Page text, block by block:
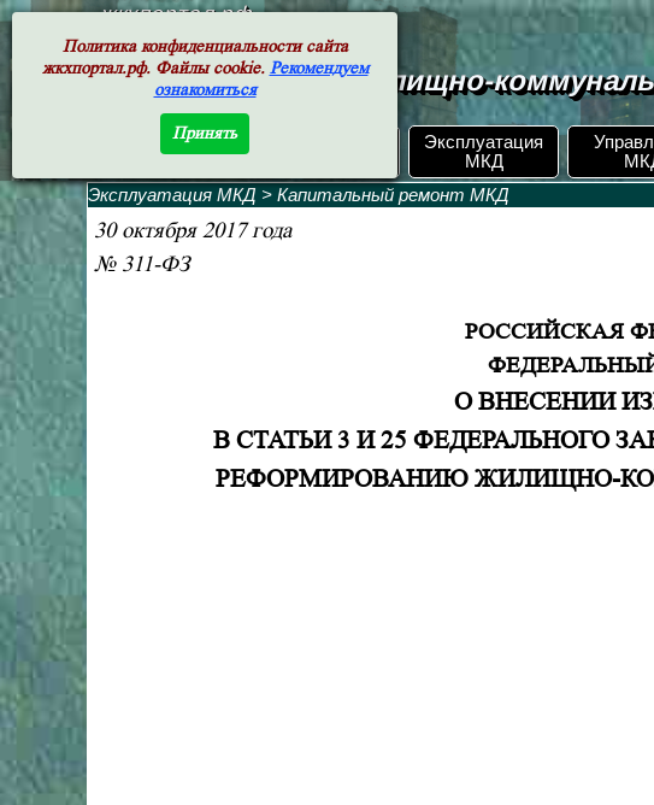
ЖКХ РФ.
Эксплуатация
МКД
Документы жилищно-
жкхпортал.рф
Эксплуатация МКД >Капитальный ремонт МКД
30 октября 2017 года
№311-ФЗ
РОССИЙСКАЯ
О ВНЕСЕНИИ
В СТАТЬИ 3 И 25 ФЕДЕРАЛЬНОГО
РЕФОРМИРОВАНИЮ ЖИЛИЩНО-
Политика конфиденциальности сайта
жкхпортал.рф. Файлы cookie. Рекомендуем
ознакомиться
Принять